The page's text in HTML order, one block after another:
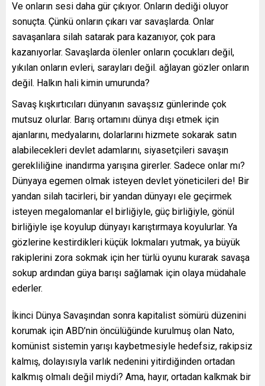
Ve onların sesi daha gür çıkıyor. Onların dediği oluyor
sonuçta. Çünkü onların çıkarı var savaşlarda. Onlar
savaşanlara silah satarak para kazanıyor, çok para
kazanıyorlar. Savaşlarda ölenler onların çocukları değil,
yıkılan onların evleri, sarayları değil. ağlayan gözler onların
değil. Halkın hali kimin umurunda?
Savaş kışkırtıcıları dünyanın savaşsız günlerinde çok
mutsuz olurlar. Barış ortamını dünya dışı etmek için
ajanlarını, medyalarını, dolarlarını hizmete sokarak satın
alabilecekleri devlet adamlarını, siyasetçileri savaşın
gerekliliğine inandırma yarışına girerler. Sadece onlar mı?
Dünyaya egemen olmak isteyen devlet yöneticileri de! Bir
yandan silah tacirleri, bir yandan dünyayı ele geçirmek
isteyen megalomanlar el birliğiyle, güç birliğiyle, gönül
birliğiyle işe koyulup dünyayı karıştırmaya koyulurlar. Ya
gözlerine kestirdikleri küçük lokmaları yutmak, ya büyük
rakiplerini zora sokmak için her türlü oyunu kurarak savaşa
sokup ardından güya barışı sağlamak için olaya müdahale
ederler.
İkinci Dünya Savaşından sonra kapitalist sömürü düzenini
korumak için ABD’nin öncülüğünde kurulmuş olan Nato,
komünist sistemin yarışı kaybetmesiyle hedefsiz, rakipsiz
kalmış, dolayısıyla varlık nedenini yitirdiğinden ortadan
kalkmış olmalı değil miydi? Ama, hayır, ortadan kalkmak bir